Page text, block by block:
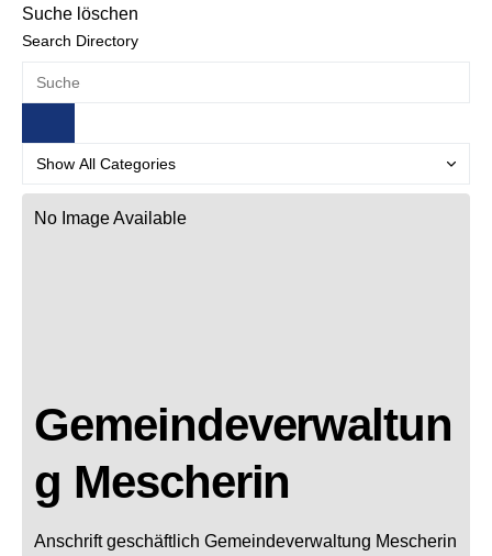
Suche löschen
Search Directory
No Image Available
Gemeindeverwaltun
g Mescherin
Anschrift geschäftlich Gemeindeverwaltung Mescherin